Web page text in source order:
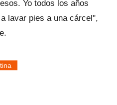
Yo todos los años
lavar pies a una cárcel",